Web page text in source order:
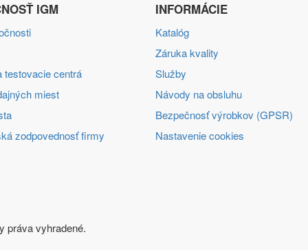
IGM
testovacie centrá
miest
zodpovednosť firmy
INFORMÁCIE
Katalóg
Záruka kvality
Služby
Návody na obsluhu
Bezpečnosť výrobkov (GPSR)
Nastavenie cookies
práva vyhradené.